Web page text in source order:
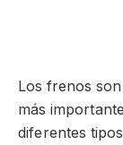
Los frenos
más
diferentes